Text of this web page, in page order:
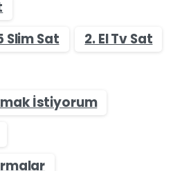
Slim Sat
2. El Tv Sat
İstiyorum